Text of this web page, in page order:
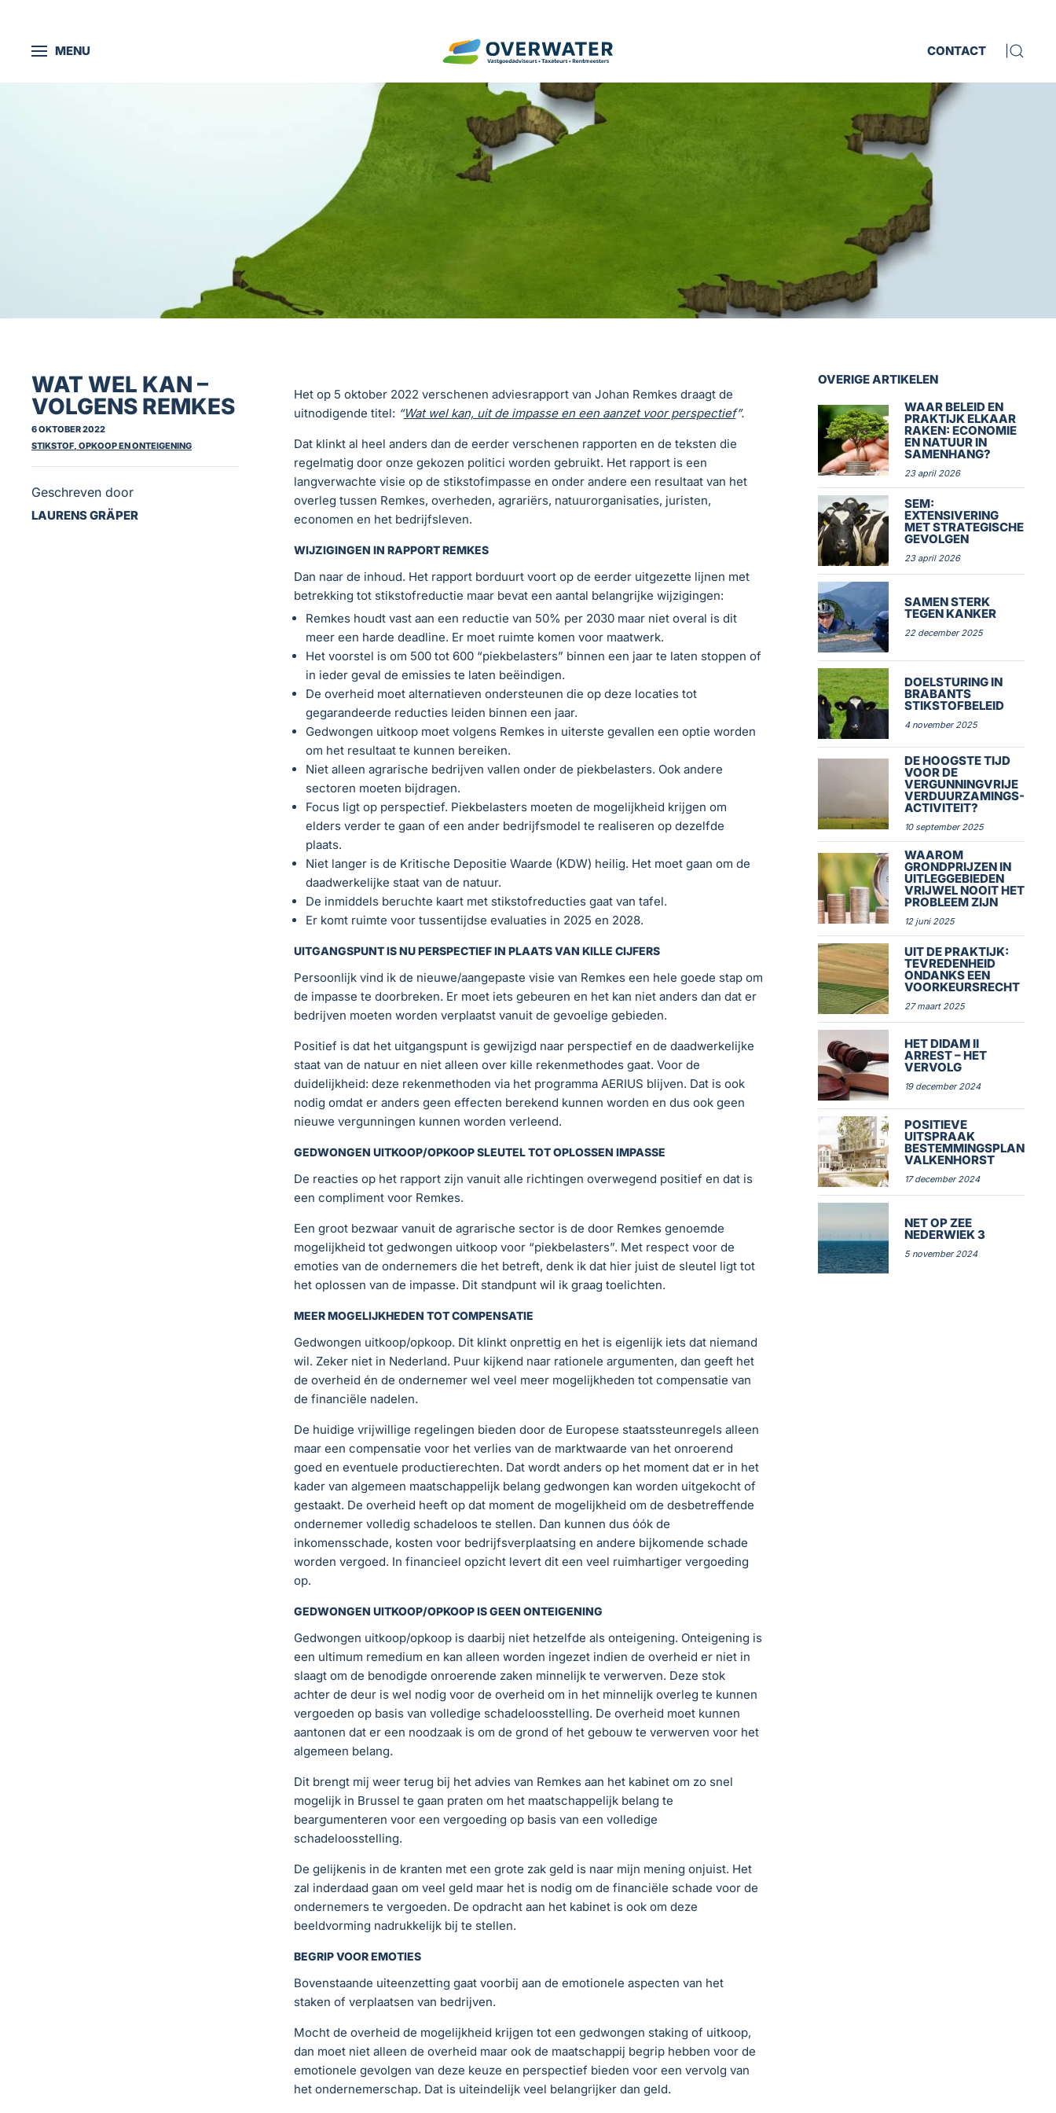
MENU
CONTACT
WAT WEL KAN –
VOLGENS REMKES
6 OKTOBER 2022
STIKSTOF, OPKOOP EN ONTEIGENING
Geschreven door
LAURENS GRÄPER
Het op 5 oktober 2022 verschenen adviesrapport van Johan Remkes draagt de
uitnodigende titel: “Wat wel kan, uit de impasse en een aanzet voor perspectief”.
Dat klinkt al heel anders dan de eerder verschenen rapporten en de teksten die
regelmatig door onze gekozen politici worden gebruikt. Het rapport is een
langverwachte visie op de stikstofimpasse en onder andere een resultaat van het
overleg tussen Remkes, overheden, agrariërs, natuurorganisaties, juristen,
economen en het bedrijfsleven.
WIJZIGINGEN IN RAPPORT REMKES
Dan naar de inhoud. Het rapport borduurt voort op de eerder uitgezette lijnen met
betrekking tot stikstofreductie maar bevat een aantal belangrijke wijzigingen:
Remkes houdt vast aan een reductie van 50% per 2030 maar niet overal is dit
meer een harde deadline. Er moet ruimte komen voor maatwerk.
Het voorstel is om 500 tot 600 “piekbelasters” binnen een jaar te laten stoppen of
in ieder geval de emissies te laten beëindigen.
De overheid moet alternatieven ondersteunen die op deze locaties tot
gegarandeerde reducties leiden binnen een jaar.
Gedwongen uitkoop moet volgens Remkes in uiterste gevallen een optie worden
om het resultaat te kunnen bereiken.
Niet alleen agrarische bedrijven vallen onder de piekbelasters. Ook andere
sectoren moeten bijdragen.
Focus ligt op perspectief. Piekbelasters moeten de mogelijkheid krijgen om
elders verder te gaan of een ander bedrijfsmodel te realiseren op dezelfde
plaats.
Niet langer is de Kritische Depositie Waarde (KDW) heilig. Het moet gaan om de
daadwerkelijke staat van de natuur.
De inmiddels beruchte kaart met stikstofreducties gaat van tafel.
Er komt ruimte voor tussentijdse evaluaties in 2025 en 2028.
UITGANGSPUNT IS NU PERSPECTIEF IN PLAATS VAN KILLE CIJFERS
Persoonlijk vind ik de nieuwe/aangepaste visie van Remkes een hele goede stap om
de impasse te doorbreken. Er moet iets gebeuren en het kan niet anders dan dat er
bedrijven moeten worden verplaatst vanuit de gevoelige gebieden.
Positief is dat het uitgangspunt is gewijzigd naar perspectief en de daadwerkelijke
staat van de natuur en niet alleen over kille rekenmethodes gaat. Voor de
duidelijkheid: deze rekenmethoden via het programma AERIUS blijven. Dat is ook
nodig omdat er anders geen effecten berekend kunnen worden en dus ook geen
nieuwe vergunningen kunnen worden verleend.
GEDWONGEN UITKOOP/OPKOOP SLEUTEL TOT OPLOSSEN IMPASSE
De reacties op het rapport zijn vanuit alle richtingen overwegend positief en dat is
een compliment voor Remkes.
Een groot bezwaar vanuit de agrarische sector is de door Remkes genoemde
mogelijkheid tot gedwongen uitkoop voor “piekbelasters”. Met respect voor de
emoties van de ondernemers die het betreft, denk ik dat hier juist de sleutel ligt tot
het oplossen van de impasse. Dit standpunt wil ik graag toelichten.
MEER MOGELIJKHEDEN TOT COMPENSATIE
Gedwongen uitkoop/opkoop. Dit klinkt onprettig en het is eigenlijk iets dat niemand
wil. Zeker niet in Nederland. Puur kijkend naar rationele argumenten, dan geeft het
de overheid én de ondernemer wel veel meer mogelijkheden tot compensatie van
de financiële nadelen.
De huidige vrijwillige regelingen bieden door de Europese staatssteunregels alleen
maar een compensatie voor het verlies van de marktwaarde van het onroerend
goed en eventuele productierechten. Dat wordt anders op het moment dat er in het
kader van algemeen maatschappelijk belang gedwongen kan worden uitgekocht of
gestaakt. De overheid heeft op dat moment de mogelijkheid om de desbetreffende
ondernemer volledig schadeloos te stellen. Dan kunnen dus óók de
inkomensschade, kosten voor bedrijfsverplaatsing en andere bijkomende schade
worden vergoed. In financieel opzicht levert dit een veel ruimhartiger vergoeding
op.
GEDWONGEN UITKOOP/OPKOOP IS GEEN ONTEIGENING
Gedwongen uitkoop/opkoop is daarbij niet hetzelfde als onteigening. Onteigening is
een ultimum remedium en kan alleen worden ingezet indien de overheid er niet in
slaagt om de benodigde onroerende zaken minnelijk te verwerven. Deze stok
achter de deur is wel nodig voor de overheid om in het minnelijk overleg te kunnen
vergoeden op basis van volledige schadeloosstelling. De overheid moet kunnen
aantonen dat er een noodzaak is om de grond of het gebouw te verwerven voor het
algemeen belang.
Dit brengt mij weer terug bij het advies van Remkes aan het kabinet om zo snel
mogelijk in Brussel te gaan praten om het maatschappelijk belang te
beargumenteren voor een vergoeding op basis van een volledige
schadeloosstelling.
De gelijkenis in de kranten met een grote zak geld is naar mijn mening onjuist. Het
zal inderdaad gaan om veel geld maar het is nodig om de financiële schade voor de
ondernemers te vergoeden. De opdracht aan het kabinet is ook om deze
beeldvorming nadrukkelijk bij te stellen.
BEGRIP VOOR EMOTIES
Bovenstaande uiteenzetting gaat voorbij aan de emotionele aspecten van het
staken of verplaatsen van bedrijven.
Mocht de overheid de mogelijkheid krijgen tot een gedwongen staking of uitkoop,
dan moet niet alleen de overheid maar ook de maatschappij begrip hebben voor de
emotionele gevolgen van deze keuze en perspectief bieden voor een vervolg van
het ondernemerschap. Dat is uiteindelijk veel belangrijker dan geld.
OVERIGE ARTIKELEN
WAAR BELEID EN
PRAKTIJK ELKAAR
RAKEN: ECONOMIE
EN NATUUR IN
SAMENHANG?
23 april 2026
SEM:
EXTENSIVERING
MET STRATEGISCHE
GEVOLGEN
23 april 2026
SAMEN STERK
TEGEN KANKER
22 december 2025
DOELSTURING IN
BRABANTS
STIKSTOFBELEID
4 november 2025
DE HOOGSTE TIJD
VOOR DE
VERGUNNINGVRIJE
VERDUURZAMINGS-
ACTIVITEIT?
10 september 2025
WAAROM
GRONDPRIJZEN IN
UITLEGGEBIEDEN
VRIJWEL NOOIT HET
PROBLEEM ZIJN
12 juni 2025
UIT DE PRAKTIJK:
TEVREDENHEID
ONDANKS EEN
VOORKEURSRECHT
27 maart 2025
HET DIDAM II
ARREST – HET
VERVOLG
19 december 2024
POSITIEVE
UITSPRAAK
BESTEMMINGSPLAN
VALKENHORST
17 december 2024
NET OP ZEE
NEDERWIEK 3
5 november 2024